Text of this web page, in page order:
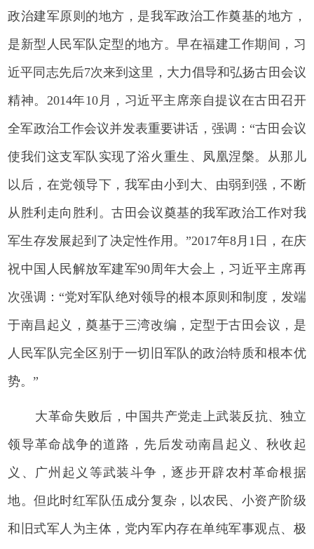
政治建军原则的地方，是我军政治工作奠基的地方，
是新型人民军队定型的地方。早在福建工作期间，习
近平同志先后7次来到这里，大力倡导和弘扬古田会议
精神。2014年10月，习近平主席亲自提议在古田召开
全军政治工作会议并发表重要讲话，强调：“古田会议
使我们这支军队实现了浴火重生、凤凰涅槃。从那儿
以后，在党领导下，我军由小到大、由弱到强，不断
从胜利走向胜利。古田会议奠基的我军政治工作对我
军生存发展起到了决定性作用。”2017年8月1日，在庆
祝中国人民解放军建军90周年大会上，习近平主席再
次强调：“党对军队绝对领导的根本原则和制度，发端
于南昌起义，奠基于三湾改编，定型于古田会议，是
人民军队完全区别于一切旧军队的政治特质和根本优
势。”
大革命失败后，中国共产党走上武装反抗、独立
领导革命战争的道路，先后发动南昌起义、秋收起
义、广州起义等武装斗争，逐步开辟农村革命根据
地。但此时红军队伍成分复杂，以农民、小资产阶级
和旧式军人为主体，党内军内存在单纯军事观点、极